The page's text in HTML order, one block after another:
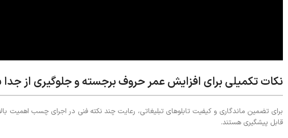
نکات تکمیلی برای افزایش عمر حروف برجسته و جلوگیری از
برای تضمین ماندگاری و کیفیت تابلوهای تبلیغاتی، رعایت چند نکته فنی در اجرای چسب اهمیت
قابل پیشگیری هستند.